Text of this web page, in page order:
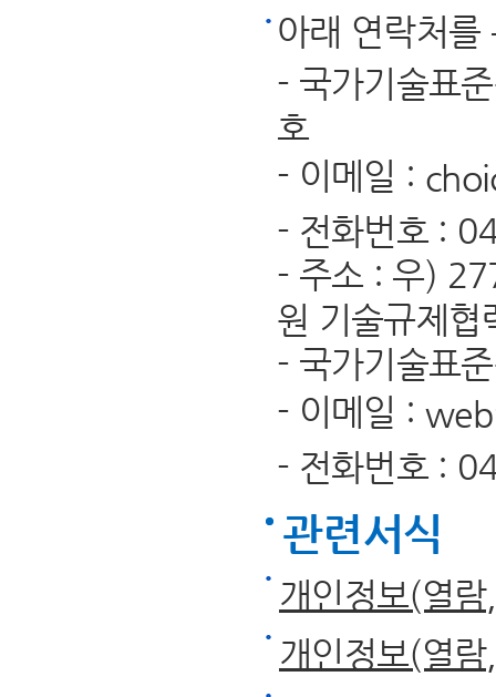
아래 연락처를
- 국가기술표
호
- 이메일 :
- 전화번호 :
- 주소 : 우)
원 기술규제협
- 국가기술표
- 이메일 :
- 전화번호 :
관련서식
개인정보(열
개인정보(열